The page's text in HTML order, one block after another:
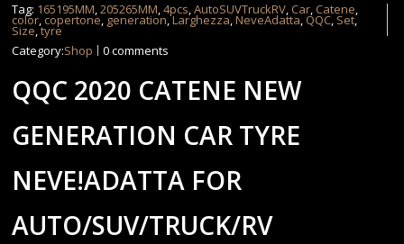
Tag: 165195MM,205265MM,4pcs,AutoSUVTruckRV, Car, Catene,
color, copertone, generation,Larghezza,NeveAdatta, QQC, Set,
Size,tyre
Category:Shop 0 comments
QQC 2020 CATENE NEW
GENERATION CAR TYRE
NEVE!ADATTA FOR
AUTO/SUV/TRUCK/RV